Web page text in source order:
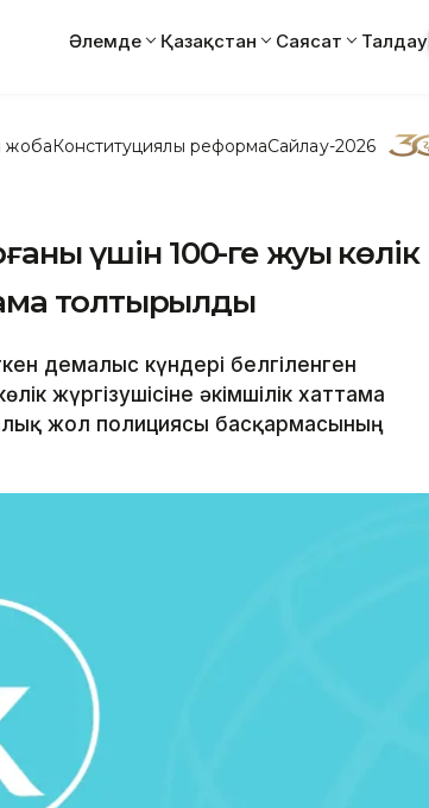
Әлемде Қазақстан Саясат Талдау
жобаКонституциялық реформаСайлау-2026
үшін 100-ге жуық көлік
толтырылды
демалыс күндері белгіленген
жүргізушісіне әкімшілік хаттама
жол полициясы басқармасының